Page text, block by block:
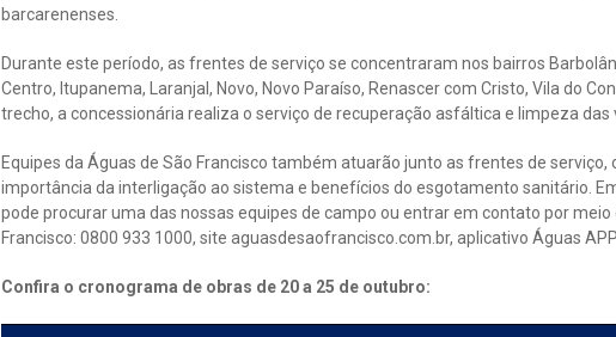
barcarenenses.
Durante este período, as frentes de serviço se concentraram nos bairros
Centro, Itupanema, Laranjal, Novo, Novo Paraíso, Renascer com Cristo, Vila do
trecho, a concessionária realiza o serviço de recuperação asfáltica e limpeza das
Equipes da Águas de São Francisco também atuarão junto as frentes de
importância da interligação ao sistema e benefícios do esgotamento sanitário.
pode procurar uma das nossas equipes de campo ou entrar em contato por meio
Francisco: 0800 933 1000, site aguasdesaofrancisco.com.br, aplicativo Águas
Confira o cronograma de obras de 20 a 25 de outubro: